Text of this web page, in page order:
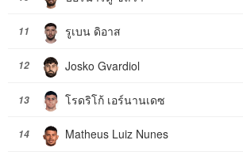
11 รูเบน ดิอาส
12 Josko Gvardiol
13 โรดริโก้ เอร์นานเดซ
14 Matheus Luiz Nunes